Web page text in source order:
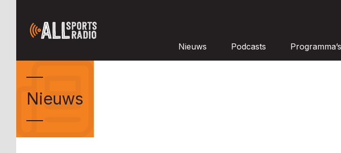
Nieuws Podcasts Programma’s
Nieuws